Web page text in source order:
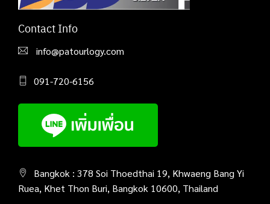
Contact Info
info@patourlogy.com
091-720-6156
Bangkok : 378 Soi Thoedthai 19, Khwaeng Bang Yi
Ruea, Khet Thon Buri, Bangkok 10600, Thailand